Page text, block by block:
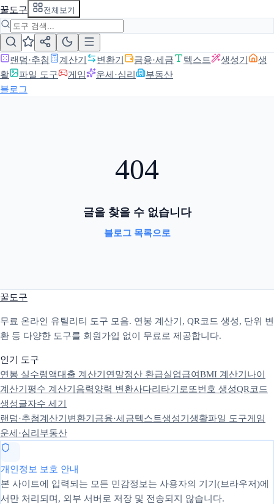
꿀도구 전체보기
랜덤·추첨 계산기 변환기 금융·세금 텍스트 생성기
생
활
파일 도구 게임 운세·심리
부동산
블로그
404
글을 찾을 수 없습니다
블로그 목록으로
꿀도구
무료 온라인 유틸리티 도구 모음. 연봉 계산기, QR코드 생성, 단위 변
환 등 다양한 도구를 회원가입 없이 무료로 제공합니다.
인기 도구
연봉 실수령액대출 계산기 연말정산 환급실업급여BMI 계산기 나이
계산기 평수 계산기 음력양력 변환사다리타기 로또번호 생성QR코드
생성글자수 세기
랜덤·추첨계산기 변환기 금융·세금텍스트생성기 생활파일 도구게임
운세·심리 부동산
개인정보 보호 안내
본 사이트에 입력되는 모든 민감정보는 사용자의 기기(브라우저)에
서만 처리되며, 외부 서버로 저장 및 전송되지 않습니다.